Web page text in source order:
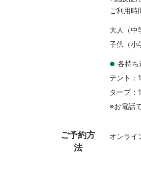
ご利用
大人（中
子供（小
● 各持
テント：
タープ：
※お電話
ご予約方
法
オンラ